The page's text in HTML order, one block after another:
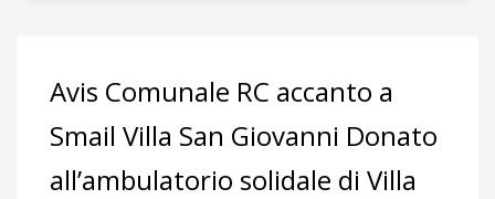
Avis Comunale RC accanto a
Smail Villa San Giovanni Donato
all’ambulatorio solidale di Villa